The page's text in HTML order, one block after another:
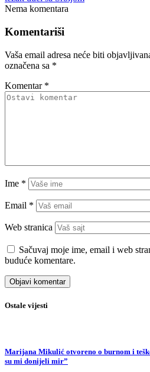
Nema komentara
Komentariši
Vaša email adresa neće biti
označena sa *
Komentar *
Ime *
Email *
Web stranica
Sačuvaj moje ime, email i web
buduće komentare.
Ostale vijesti
Marijana Mikulić otvoreno o burnom i
su mi donijeli mir”